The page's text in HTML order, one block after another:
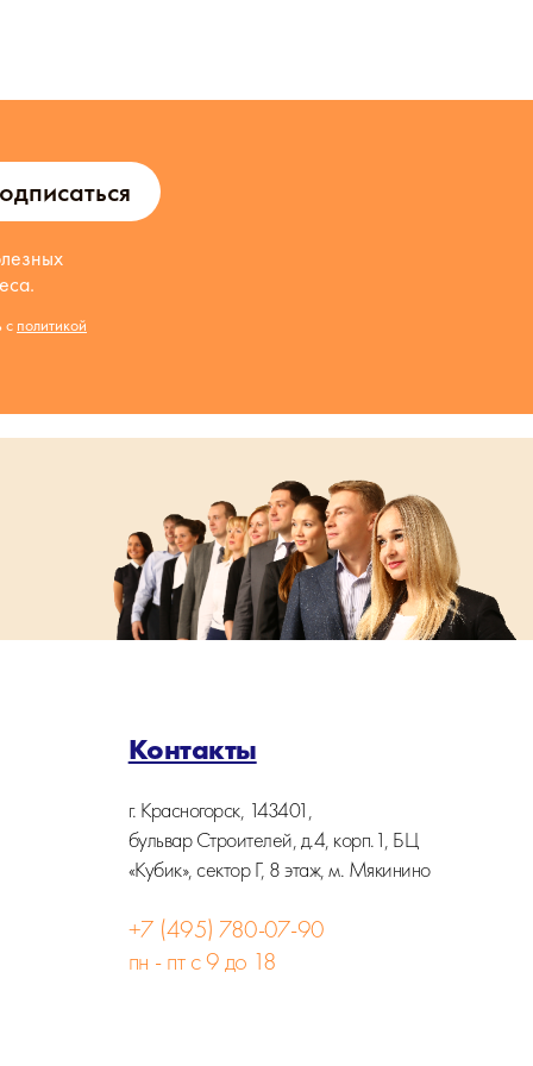
с политикой
Контакты
г. Красногорск, 143401,
бульвар Строителей, д.4, корп.1, БЦ
«Кубик», сектор Г, 8 этаж, м. Мякинино
+7 (495) 780-07-90
пн - пт с 9 до 18